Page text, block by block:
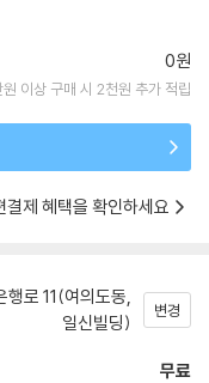
0원
이상 구매 시 2천원 추가 적립
제 혜택을 확인하세요
행로 11(여의도동,
일신빌딩)
변경
무료